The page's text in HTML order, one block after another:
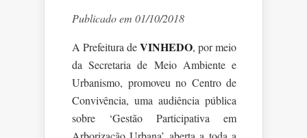
Publicado em 01/10/2018
A Prefeitura deVINHEDO, por meio
da Secretaria de Meio Ambiente e
Urbanismo, promoveu no Centro de
Convivência, uma audiência pública
sobre ‘Gestão Participativa em